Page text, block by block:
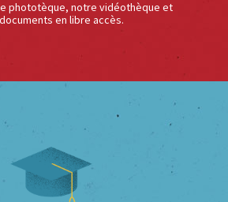
phototèque, notre vidéothèque et
en libre accès.